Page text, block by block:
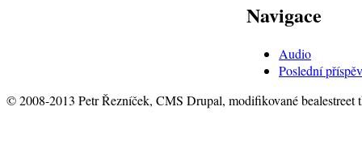
Navigace
Audio
Poslední
© 2008-2013 Petr Řezníček, CMS Drupal, modifikované bealestreet